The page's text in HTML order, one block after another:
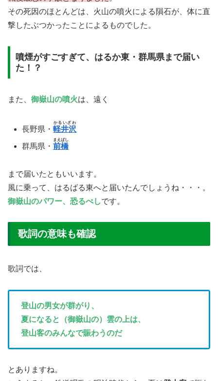
その死因のほとんどは、火山の噴火による隕石が、体に直
撃したぶつかったことによるものでした。
噴煙がすごすぎて、はるか東・群馬県まで届い
た！？
また、 御嶽山の噴火は、遠く
長野県・軽井沢
かるいざわ
群馬県・前橋
まえばし
まで届いたともいいます。
風に乗って、はるばる東へと届いたんでしょうね・・・。
御嶽山のパワー、恐るべしです。
歌詞の意味も確認
歌詞では、
登山の男女が群がり、
夏になると（御嶽山の）雲の上は、
登山客のみんなで賑わうのだ
とありますね。